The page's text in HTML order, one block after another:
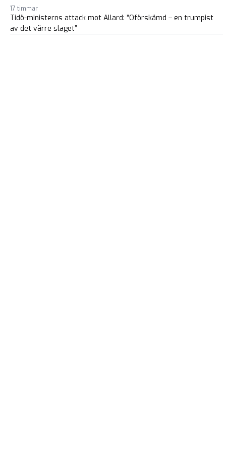
17 timmar
Tidö-ministerns attack mot Allard: ”Oförskämd – en trumpist
av det värre slaget”